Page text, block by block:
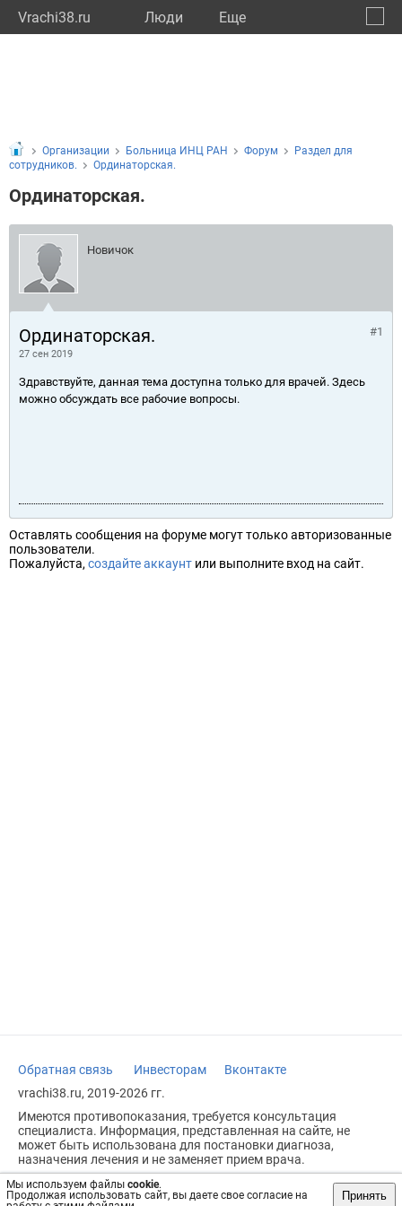
Vrachi38.ru Люди Eще
Мы используем файлы cookie.
Продолжая использовать сайт, вы даете свое согласие на
Принять
Организации Больница ИНЦ РАН Форум
Раздел для
сотрудников.
Ординаторская.
Ординаторская.
Новичок
Ординаторская.
27 сен 2019
#1
Здравствуйте, данная тема доступна только для врачей. Здесь
можно обсуждать все рабочие вопросы.
Оставлять сообщения на форуме могут только авторизованные
пользователи.
Пожалуйста, создайте аккаунт или выполните вход на сайт.
Обратная связь Инвесторам
Вконтакте
vrachi38.ru, 2019-2026 гг.
Имеются противопоказания, требуется консультация
специалиста. Информация, представленная на сайте, не
может быть использована для постановки диагноза,
назначения лечения и не заменяет прием врача.
Возрастное ограничение: 18+